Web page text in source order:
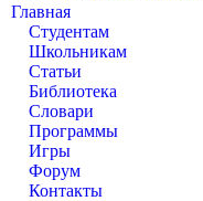
Главная
Студентам
Школьникам
Статьи
Библиотека
Словари
Программы
Игры
Форум
Контакты